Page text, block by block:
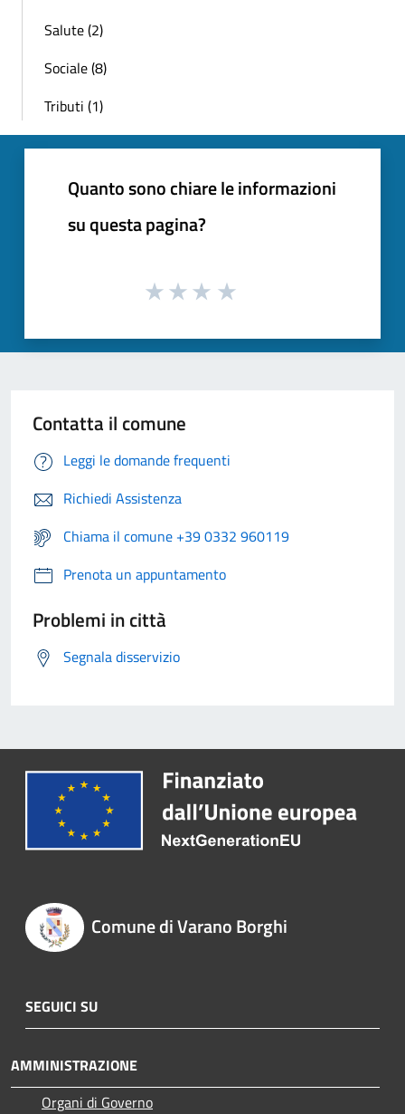
Salute (2)
Sociale (8)
Tributi (1)
Quanto sono chiare le informazioni
su questa pagina?
Contatta il comune
Leggi le domande frequenti
Richiedi Assistenza
Chiama il comune +39 0332 960119
Prenota un appuntamento
Problemi in città
Segnala disservizio
Comune di Varano Borghi
SEGUICI SU
AMMINISTRAZIONE
Organi di Governo